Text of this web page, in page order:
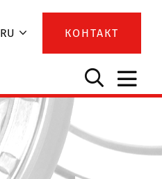
RU КОНТАКТ